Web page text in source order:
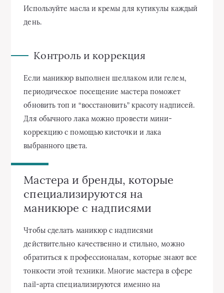
Используйте масла и кремы для кутикулы каждый
день.
Контроль и коррекция
Если маникюр выполнен шеллаком или гелем,
периодическое посещение мастера поможет
обновить топ и “восстановить” красоту надписей.
Для обычного лака можно провести мини-
коррекцию с помощью кисточки и лака
выбранного цвета.
Мастера и бренды, которые
специализируются на
маникюре с надписями
Чтобы сделать маникюр с надписями
действительно качественно и стильно, можно
обратиться к профессионалам, которые знают все
тонкости этой техники. Многие мастера в сфере
nail-арта специализируются именно на